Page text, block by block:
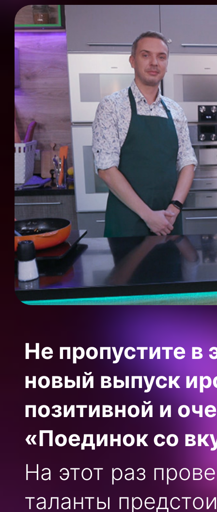
Не пропустите в
новый выпуск
позитивной и
«Поединок со
На этот раз
таланты